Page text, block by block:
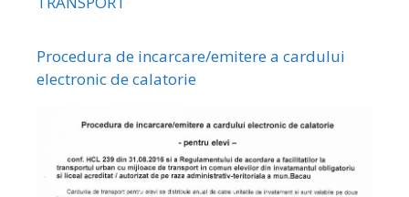
Procedura de incarcare/emitere a cardului
electronic de calatorie